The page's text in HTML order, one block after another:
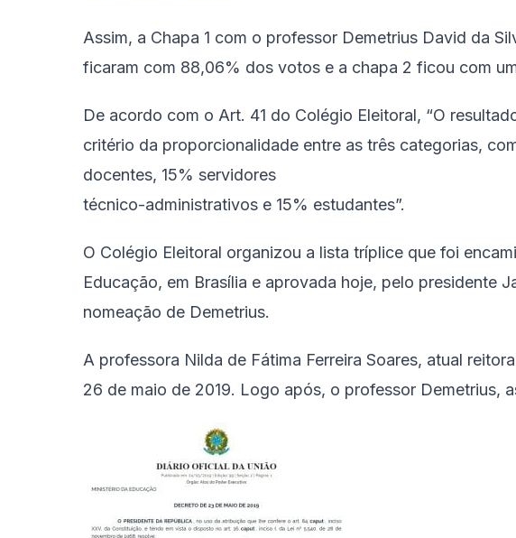
Assim, a Chapa 1 com o professor Demetrius David da
ficaram com 88,06% dos votos e a chapa 2 ficou com
De acordo com o Art. 41 do Colégio Eleitoral, “O
critério da proporcionalidade entre as três categorias,
docentes, 15% servidores
técnico-administrativos e 15% estudantes”.
O Colégio Eleitoral organizou a lista tríplice que foi
Educação, em Brasília e aprovada hoje, pelo presidente
nomeação de Demetrius.
A professora Nilda de Fátima Ferreira Soares, atual
26 de maio de 2019. Logo após, o professor Demetrius,